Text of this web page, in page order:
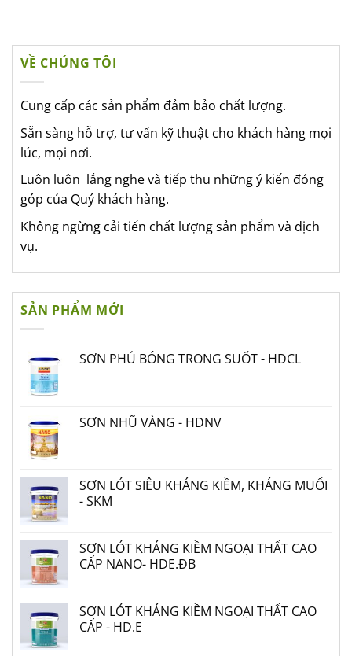
VỀ CHÚNG TÔI
Cung cấp các sản phẩm đảm bảo chất lượng.
Sẵn sàng hỗ trợ, tư vấn kỹ thuật cho khách hàng mọi
lúc, mọi nơi.
Luôn luôn lắng nghe và tiếp thu những ý kiến đóng
góp của Quý khách hàng.
Không ngừng cải tiến chất lượng sản phẩm và dịch
vụ.
SẢN PHẨM MỚI
SƠN PHỦ BÓNG TRONG SUỐT - HDCL
SƠN NHŨ VÀNG - HDNV
SƠN LÓT SIÊU KHÁNG KIỀM, KHÁNG MUỐI
- SKM
SƠN LÓT KHÁNG KIỀM NGOẠI THẤT CAO
CẤP NANO- HDE.ĐB
SƠN LÓT KHÁNG KIỀM NGOẠI THẤT CAO
CẤP - HD.E